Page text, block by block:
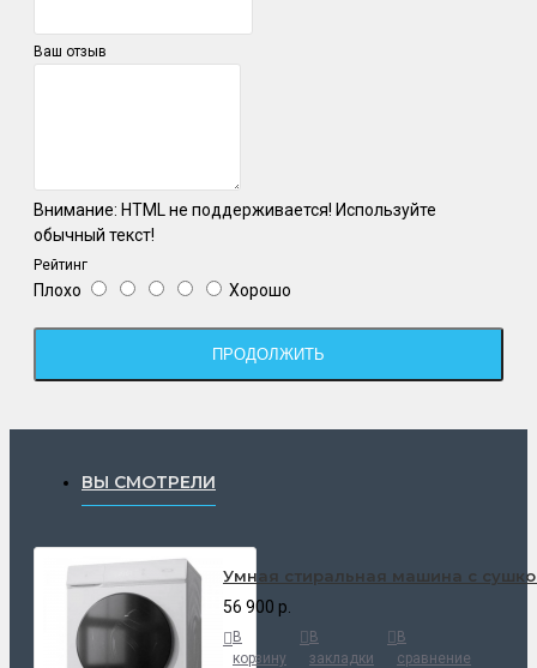
Ваш отзыв
Внимание: HTML не поддерживается! Используйте
обычный текст!
Рейтинг
Плохо Хорошо
ПРОДОЛЖИТЬ
ВЫ СМОТРЕЛИ
Умная стиральная машина с
56 900 р.
В
корзину
В
закладки
В
сравнение